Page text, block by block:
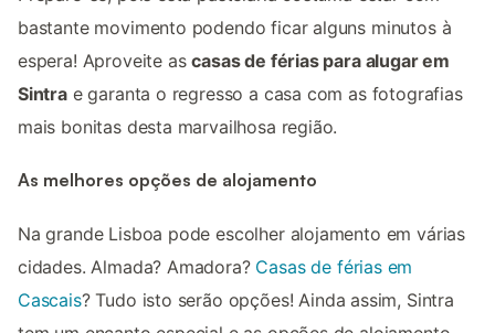
bastante movimento podendo ficar alguns minutos à
espera! Aproveite ascasas de férias para alugar em
Sintrae garanta o regresso a casa com as fotografias
mais bonitas desta marvailhosa região.
As melhores opções de alojamento
Na grande Lisboa pode escolher alojamento em várias
cidades. Almada? Amadora? Casas de férias em
Cascais? Tudo isto serão opções! Ainda assim, Sintra